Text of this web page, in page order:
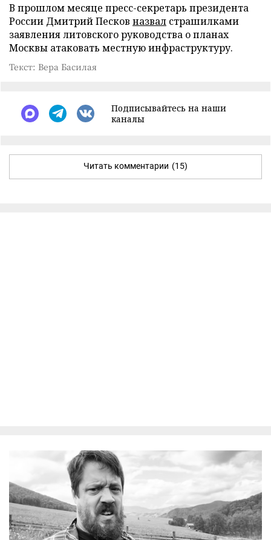
В прошлом месяце пресс-секретарь президента
России Дмитрий Песков назвал страшилками
заявления литовского руководства о планах
Москвы атаковать местную инфраструктуру.
Текст: Вера Басилая
Подписывайтесь на наши
каналы
Читать комментарии (15)